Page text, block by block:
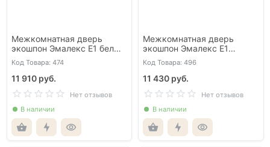
Межкомнатная дверь
экошпон Эмалекс Е1 белый
со стеклом
Код Товара: 474
11 910 руб.
Нет отзывов
В наличии
Межкомнатная дверь
экошпон Эмалекс Е1
молочный глухая
Код Товара: 496
11 430 руб.
Нет отзывов
В наличии